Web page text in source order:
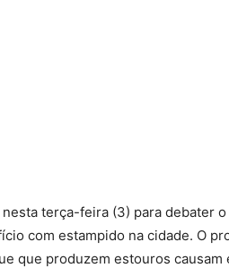
terça-feira (3) para debater
com estampido na cidade. O
que produzem estouros causam